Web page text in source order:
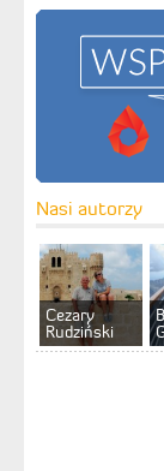
Nasi autorzy
Cezary
Rudziński